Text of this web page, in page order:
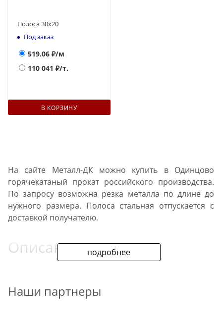
Полоса 30х20
Под заказ
519.06 ₽/м
110 041 ₽/т.
В КОРЗИНУ
подробнее
На сайте Металл-ДК можно купить в Одинцово
горячекатаный прокат российского производства.
По запросу возможна резка металла по длине до
нужного размера. Полоса стальная отпускается с
доставкой получателю.
Описание проката
углеродистые стали СТ3/10/20/35. Изготавливается
сталь полосовая с учетом требований к геометрии и
Наши партнеры